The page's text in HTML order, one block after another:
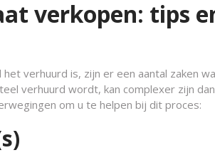
verkopen: tips
verhuurd is, zijn er een aantal zaken
verhuurd wordt, kan complexer zijn
om u te helpen bij dit proces: